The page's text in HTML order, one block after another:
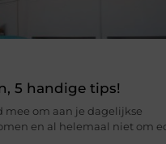
5 handige tips!
mee om aan je dagelijkse
en al helemaal niet om